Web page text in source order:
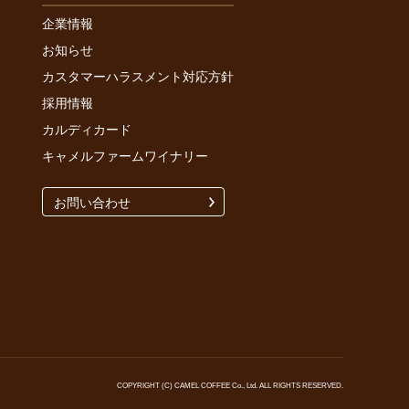
企業情報
お知らせ
カスタマーハラスメント対応方針
採用情報
カルディカード
キャメルファームワイナリー
お問い合わせ
COPYRIGHT (C) CAMEL COFFEE Co., Ltd. ALL RIGHTS RESERVED.